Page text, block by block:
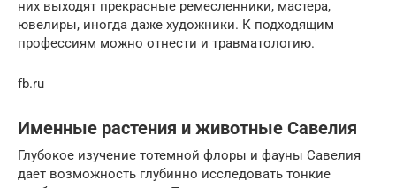
них выходят прекрасные ремесленники, мастера,
ювелиры, иногда даже художники. К подходящим
профессиям можно отнести и травматологию.
fb.ru
Именные растения и животные Савелия
Глубокое изучение тотемной флоры и фауны Савелия
дает возможность глубинно исследовать тонкие